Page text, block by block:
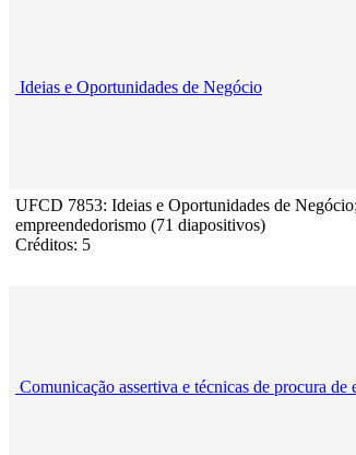
Ideias e Oportunidades de Negócio
UFCD 7853: Ideias e Oportunidades de
empreendedorismo (71 diapositivos)
Créditos: 5
Comunicação assertiva e técnicas de procura de